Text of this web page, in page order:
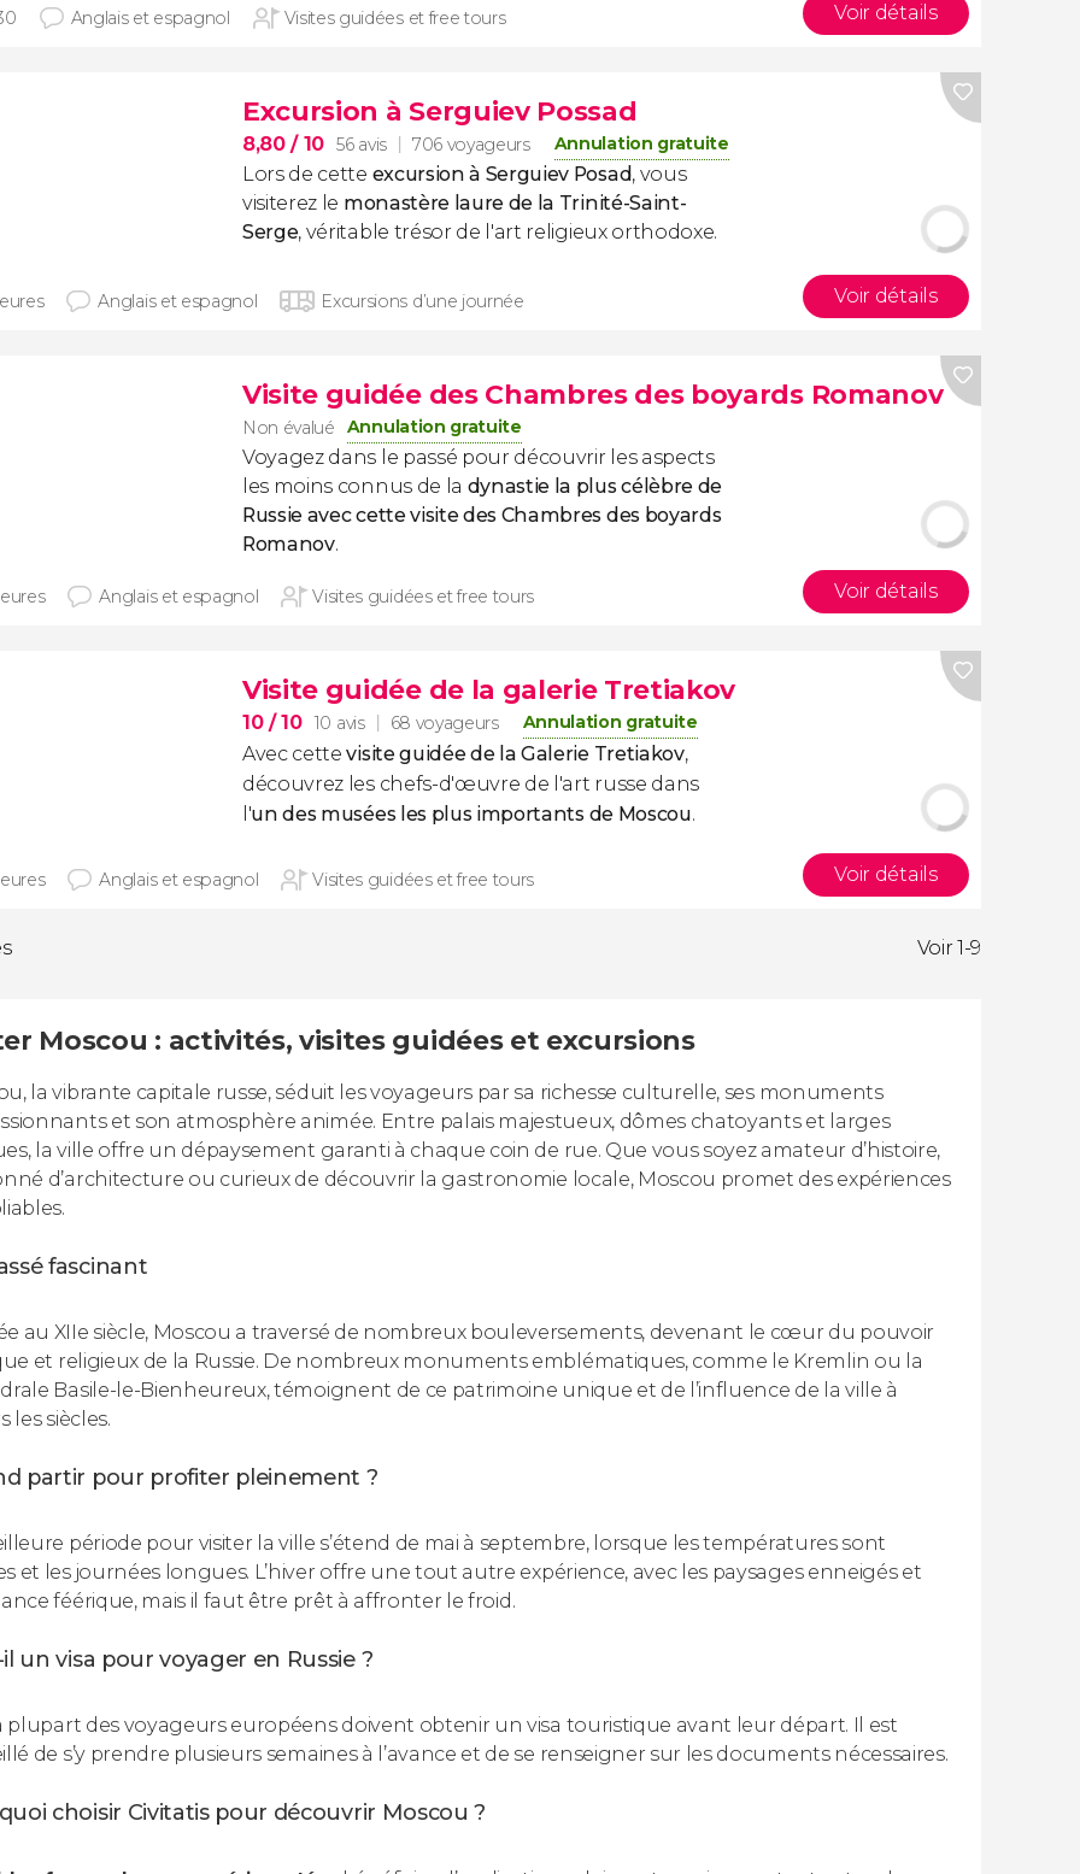
Anglais et espagnol Visites guidées et free tours Voir détails
Excursion à Serguiev Possad
8,80/ 10 56 avis 706 voyageurs Annulation gratuite
Lors de cette excursion à Serguiev Posad, vous
visiterez le monastère laure de la Trinité-Saint-
Serge, véritable trésor de l'art religieux orthodoxe.
Anglais et espagnol Excursions d’une journée Voir détails
Visite guidée des Chambres des boyards Romanov
Non évalué Annulation gratuite
Voyagez dans le passé pour découvrir les aspects
les moins connus de la dynastie la plus célèbre de
Russie avec cette visite des Chambres des boyards
Romanov.
Anglais et espagnol Visites guidées et free tours Voir détails
Visite guidée de la galerie Tretiakov
10/ 10 10 avis 68 voyageurs Annulation gratuite
Avec cettevisite guidée de la Galerie Tretiakov,
découvrez les chefs-d'œuvre de l'art russe dans
l'un des musées les plus importants de Moscou.
Anglais et espagnol Visites guidées et free tours Voir détails
Voir 1-9
Moscou : activités, visites guidées et excursions
la vibrante capitale russe, séduit les voyageurs par sa richesse culturelle, ses monuments
et son atmosphère animée. Entre palais majestueux, dômes chatoyants et larges
la ville offre un dépaysement garanti à chaque coin de rue. Que vous soyez amateur d’histoire,
d’architecture ou curieux de découvrir la gastronomie locale, Moscou promet des expériences
fascinant
au XIIe siècle, Moscou a traversé de nombreux bouleversements, devenant le cœur du pouvoir
et religieux de la Russie. De nombreux monuments emblématiques, comme le Kremlin ou la
Basile-le-Bienheureux, témoignent de ce patrimoine unique et de l’influence de la ville à
les siècles.
partir pour profiter pleinement ?
période pour visiter la ville s’étend de mai à septembre, lorsque les températures sont
et les journées longues. L’hiver offre une tout autre expérience, avec les paysages enneigés et
féérique, mais il faut être prêt à affronter le froid.
un visa pour voyager en Russie ?
plupart des voyageurs européens doivent obtenir un visa touristique avant leur départ. Il est
de s’y prendre plusieurs semaines à l’avance et de se renseigner sur les documents nécessaires.
choisir Civitatis pour découvrir Moscou ?